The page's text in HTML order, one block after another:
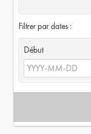
Filtrer par dates :
Début